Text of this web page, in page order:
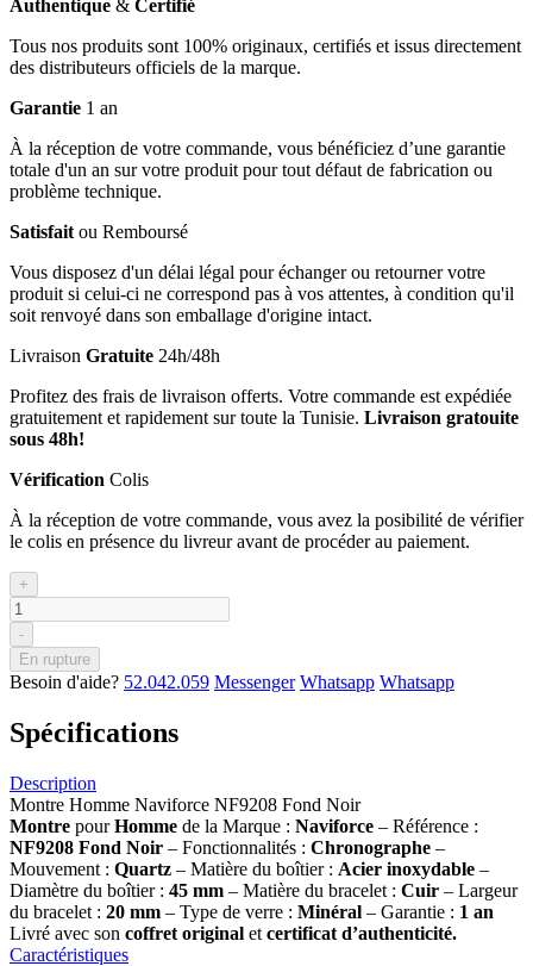
Authentique & Certifié
Tous nos produits sont 100% originaux, certifiés et issus directement
des distributeurs officiels de la marque.
Garantie 1 an
À la réception de votre commande, vous bénéficiez d’une garantie
totale d'un an sur votre produit pour tout défaut de fabrication ou
problème technique.
Satisfait ou Remboursé
Vous disposez d'un délai légal pour échanger ou retourner votre
produit si celui-ci ne correspond pas à vos attentes, à condition qu'il
soit renvoyé dans son emballage d'origine intact.
Livraison Gratuite 24h/48h
Profitez des frais de livraison offerts. Votre commande est expédiée
gratuitement et rapidement sur toute la Tunisie. Livraison gratouite
sous 48h!
Vérification Colis
À la réception de votre commande, vous avez la posibilité de vérifier
le colis en présence du livreur avant de procéder au paiement.
+
-
En rupture
Besoin d'aide? 52.042.059 Messenger Whatsapp Whatsapp
Spécifications
Description
Montre Homme Naviforce NF9208 Fond Noir
Montre pourHomme de la Marque : Naviforce – Référence :
NF9208 Fond Noir – Fonctionnalités : Chronographe –
Mouvement : Quartz – Matière du boîtier : Acier inoxydable –
Diamètre du boîtier : 45 mm – Matière du bracelet : Cuir – Largeur
du bracelet : 20 mm – Type de verre : Minéral – Garantie : 1 an
Livré avec son coffret original et certificat d’authenticité.
Caractéristiques